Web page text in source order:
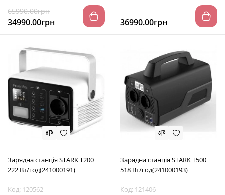
65990.00грн
34990.00грн 36990.00грн
Зарядна станція STARK T200
222 Вт/год(241000191)
Код: 120562
Зарядна станція STARK T500
518 Вт/год(241000193)
Код: 121406